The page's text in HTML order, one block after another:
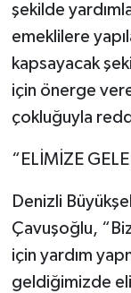
şekilde
emeklilere
kapsayacak
için önerge
çokluğuyla
“ELİMİZE
Denizli
Çavuşoğlu,
için yardım
geldiğimizde